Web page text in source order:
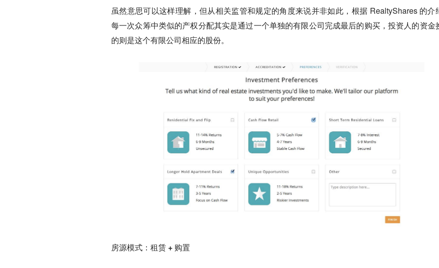
虽然意思可以这样理解，但从相关监管和规定的角度来说并非如此，根据 RealtyShares 的介
每一次众筹中类似的产权分配其实是通过一个单独的有限公司完成最后的购买，投资人的资金
的则是这个有限公司相应的股份。
房源模式：租赁 + 购置